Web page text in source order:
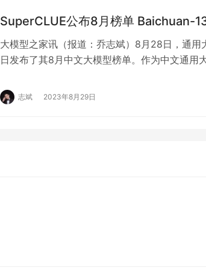
SuperCLUE公布8月榜单 Baichuan-
大模型之家讯（报道：乔志斌）8月28日，通
日发布了其8月中文大模型榜单。作为中文通用
志斌 2023年8月29日